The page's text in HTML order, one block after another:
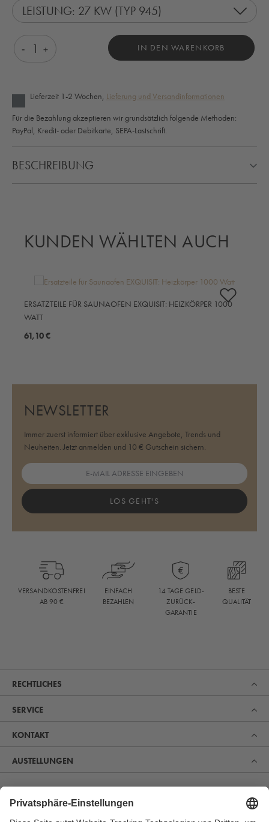
LEISTUNG: 27 KW (TYP 945)
Produkt Anzahl: Gib den gewünschten Wert ein
IN DEN WARENKORB
Lieferzeit 1-2 Wochen, Lieferung und Versandinformationen
Für die Bezahlung akzeptieren wir grundsätzlich folgende Methoden:
PayPal, Kredit- oder Debitkarte, SEPA-Lastschrift.
BESCHREIBUNG
KUNDEN WÄHLTEN AUCH
ERSATZTEILE FÜR SAUNAOFEN EXQUISIT: HEIZKÖRPER 1000
WATT
61,10 €
NEWSLETTER
Immer zuerst informiert über exklusive Angebote, Trends und
Neuheiten. Jetzt anmelden und 10 € Gutschein sichern.
LOS GEHT'S
VERSANDKOSTENFREI
AB 90 €
EINFACH
BEZAHLEN
14 TAGE GELD-
ZURÜCK-
GARANTIE
BESTE
QUALITÄT
Erfahren Sie, was uns zum Marktführer im Bereich Sauna,
Pool und Spa gemacht hat. Und entdecken Sie, warum
RECHTLICHES
SERVICE
KONTAKT
AUSTELLUNGEN